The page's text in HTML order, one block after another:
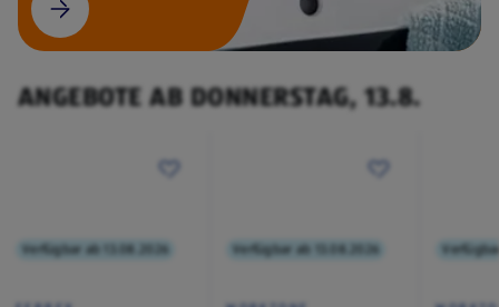
ANGEBOTE AB DONNERSTAG, 13.8.
Verfügbar ab 13.08.2026 Verfügbar ab 13.08.2026